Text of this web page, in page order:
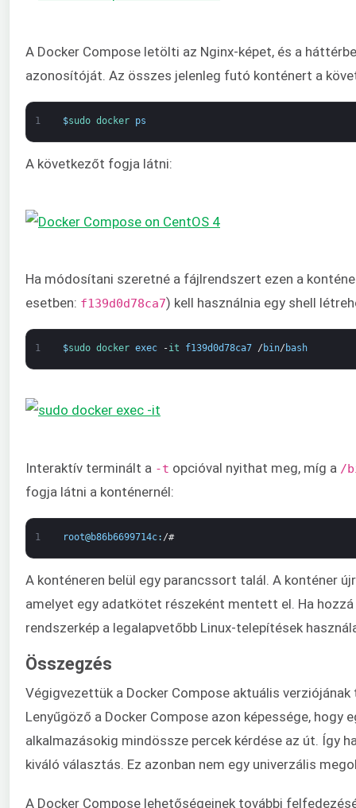
A Docker Compose letölti az Nginx-képet, és a
azonosítóját. Az összes jelenleg futó konténert a
1 $sudo docker ps
A következőt fogja látni:
Ha módosítani szeretné a fájlrendszert ezen a
esetben: f139d0d78ca7) kell használnia egy shell
1 $sudo docker exec -it f139d0d78ca7 / bin/ bash
Interaktív terminált a -t opcióval nyithat meg, míg a /
fogja látni a konténernél:
1 root@b86b6699714c: /#
A konténeren belül egy parancssort talál. A konténer
amelyet egy adatkötet részeként mentett el. Ha
rendszerkép a legalapvetőbb Linux-telepítések
Összegzés
Végigvezettük a Docker Compose aktuális
Lenyűgöző a Docker Compose azon képessége,
alkalmazásokig mindössze percek kérdése az út. Így
kiváló választás. Ez azonban nem egy univerzális
A Docker Compose lehetőségeinek további